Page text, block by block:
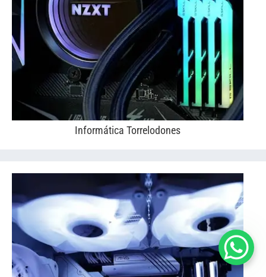
Informática Torrelodones